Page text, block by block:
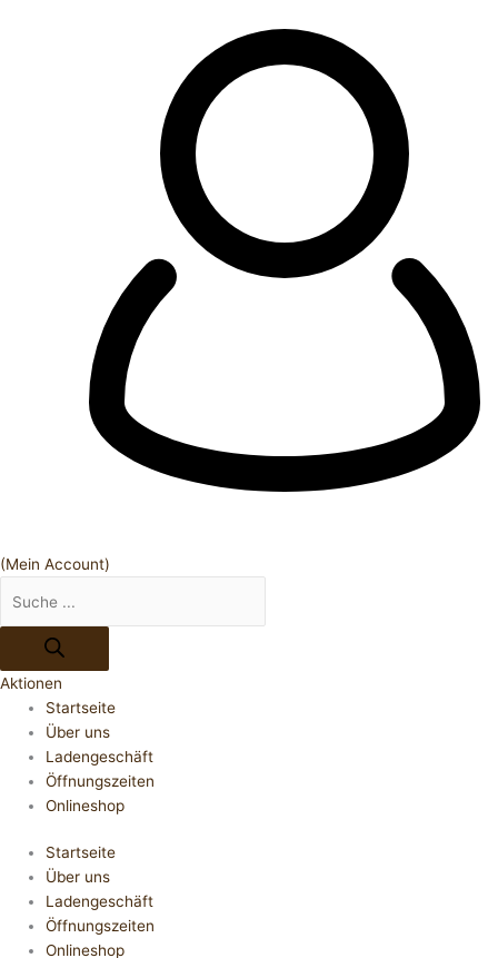
(Mein Account)
Aktionen
Startseite
Über uns
Ladengeschäft
Öffnungszeiten
Onlineshop
Startseite
Über uns
Ladengeschäft
Öffnungszeiten
Onlineshop